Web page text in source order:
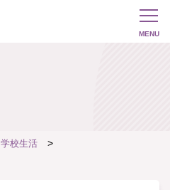
学校生活